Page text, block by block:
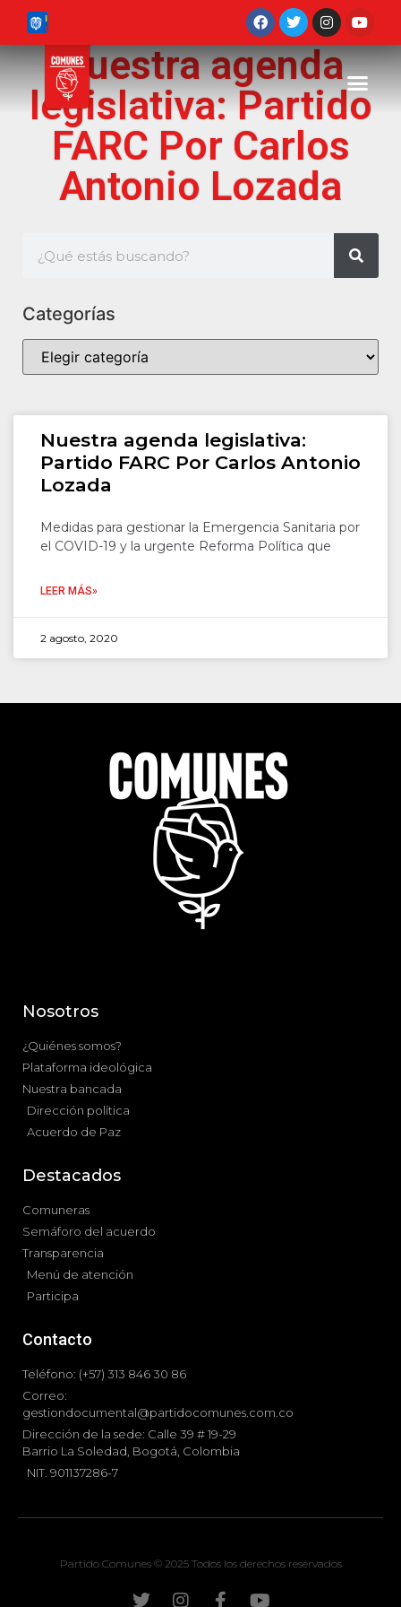
Nuestra agenda
legislativa: Partido
FARC Por Carlos
Antonio Lozada
Categorías
Nuestra agenda legislativa:
Partido FARC Por Carlos Antonio
Lozada
Medidas para gestionar la Emergencia Sanitaria por
el COVID-19 y la urgente Reforma Política que
LEER MÁS»
2 agosto, 2020
Nosotros
¿Quiénes somos?
Plataforma ideológica
Nuestra bancada
Dirección política
Acuerdo de Paz
Destacados
Comuneras
Semáforo del acuerdo
Transparencia
Menú de atención
Participa
Contacto
Teléfono: (+57) 313 846 30 86
Correo:
gestiondocumental@partidocomunes.com.co
Dirección de la sede: Calle 39 # 19-29
Barrio La Soledad, Bogotá, Colombia
NIT. 901137286-7
Partido Comunes © 2025 Todos los derechos reservados